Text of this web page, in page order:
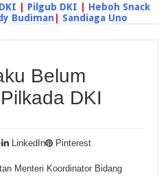
Pilgub DKI
Heboh Snack
Budiman Sandiaga Uno
Belum
DKI
LinkedIn Pinterest
Menteri Koordinator Bidang